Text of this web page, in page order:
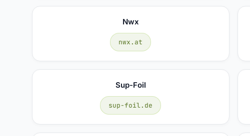
Nwx
nwx.at
Sup-Foil
sup-foil.de